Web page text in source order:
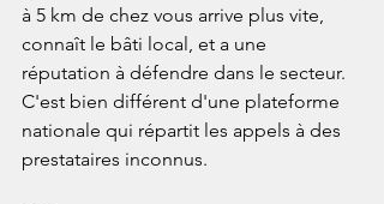
à 5 km de chez vous arrive plus vite,
connaît le bâti local, et a une
réputation à défendre dans le secteur.
C'est bien différent d'une plateforme
nationale qui répartit les appels à des
prestataires inconnus.